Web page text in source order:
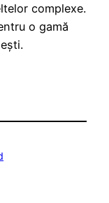
complexe.
o gamă